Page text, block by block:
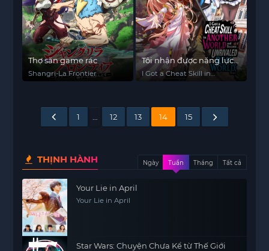
Thợ săn game rác
Shangri-La Frontier
Tôi nhận được năng lực
cheat ở dị giới nên bá
đạo luôn ở thế giới thực
I Got a Cheat Skill in
Real World, Too
1 12 13 14 15
THỊNH HÀNH Ngày Tuần Tháng Tất cả
Your Lie in April
Your Lie in April
Star Wars: Chuyện Chưa Kể từ Thế Giới